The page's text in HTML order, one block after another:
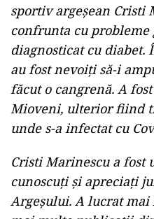
sportiv argeșean Cristi
confrunta cu probleme
diagnosticat cu diabet.
au fost nevoiți să-i
făcut o cangrenă. A
Mioveni, ulterior fiind
unde s-a infectat cu
Cristi Marinescu a
cunoscuți și apreciați
Argeșului. A lucrat